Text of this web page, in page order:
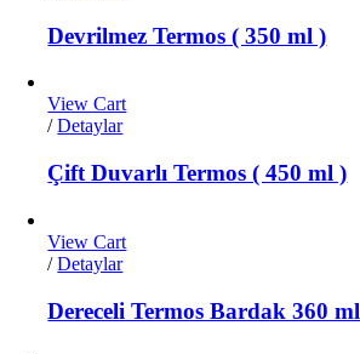
Devrilmez Termos ( 350 ml )
View Cart
/ Detaylar
Çift Duvarlı Termos ( 450 ml )
View Cart
/ Detaylar
Dereceli Termos Bardak 360 ml